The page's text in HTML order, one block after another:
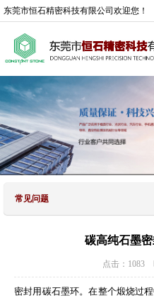
东莞市恒石精密科技有限公司欢迎您！
常见问题
碳高纯石墨
点击：1083
密封用碳石墨环。在整个煅烧过